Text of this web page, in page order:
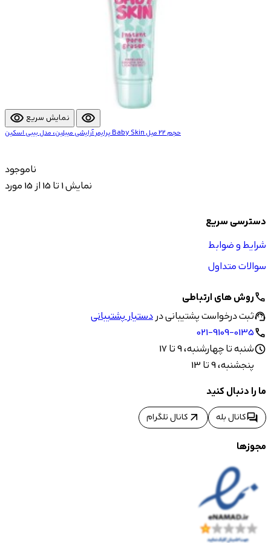
visibility نمایش سریع visibility
پرایمر آرایشی میبلین، مدل بیبی اسکین Baby Skin حجم 22 میل
ناموجود
نمایش 1 تا 15 از 15 مورد
دسترسی سریع
شرایط و ضوابط
سوالات متداول
callروش های ارتباطی
support_agentثبت درخواست پشتیبانی دردستیار پشتیبانی
call
021-9109-0135
scheduleشنبه تا چهارشنبه، 9 تا 17
پنجشنبه، 9 تا 13
ما را دنبال کنید
forumکانال بله arrow_outward کانال تلگرام
مجوزها